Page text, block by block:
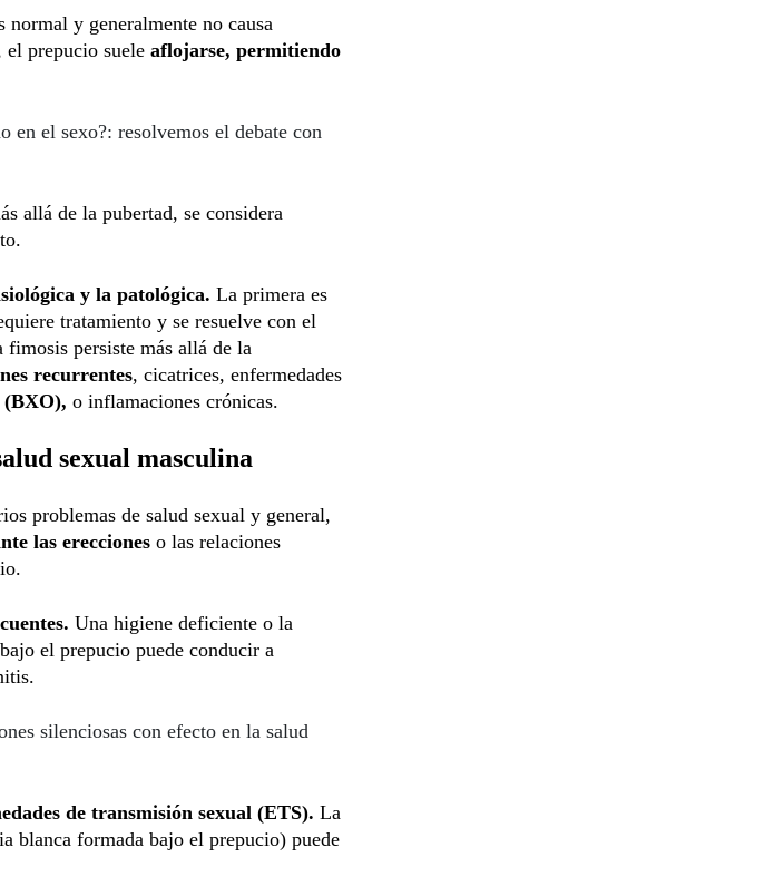
y generalmente no causa
el prepucio suele aflojarse, permitiendo
en el sexo?: resolvemos el debate con
allá de la pubertad, se considera
y la patológica. La primera es
tratamiento y se resuelve con el
fimosis persiste más allá de la
recurrentes, cicatrices, enfermedades
o inflamaciones crónicas.
sexual masculina
problemas de salud sexual y general,
las erecciones o las relaciones
Una higiene deficiente o la
el prepucio puede conducir a
silenciosas con efecto en la salud
de transmisión sexual (ETS). La
blanca formada bajo el prepucio) puede